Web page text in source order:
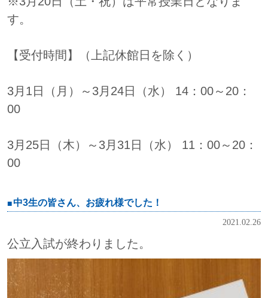
す。
【受付時間】（上記休館日を除く）
3月1日（月）～3月24日（水） 14：00～20：
00
3月25日（木）～3月31日（水） 11：00～20：
00
中3生の皆さん、お疲れ様でした！
2021.02.26
公立入試が終わりました。